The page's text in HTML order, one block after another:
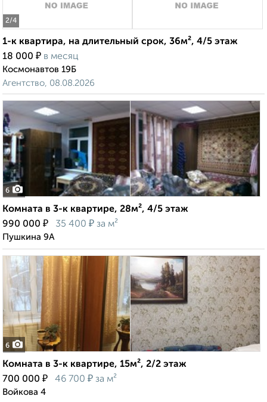
2/4
1-к квартира, на длительный срок, 36м², 4/5 этаж
18 000 ₽ в месяц
Космонавтов 19Б
Агентство, 08.08.2026
6
Комната в 3-к квартире, 28м², 4/5 этаж
990 000 ₽ 35 400 ₽ за м²
Пушкина 9А
6
Комната в 3-к квартире, 15м², 2/2 этаж
700 000 ₽ 46 700 ₽ за м²
Войкова 4